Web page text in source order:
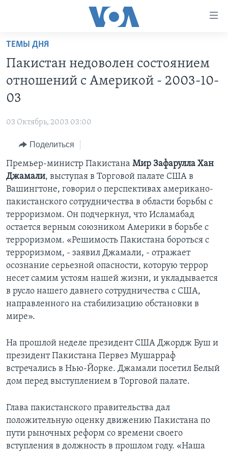
Перейти
основной
контент
Перейти
основной
навигации
Перейти
поиск
ИТОГИ
ПОЧЕМУ ЭТО ВАЖНО?
ДИСКУССИЯ VOA
ДЕТАЛИ
НЬЮ-ЙОРК NEW YORK
АМЕРИКА. БОЛЬШОЕ ПУТЕШЕСТВИЕ
ПРОЕКТЫ
НАША АМЕРИКАНСКАЯ ИСТОРИЯ
А КАК В АМЕРИКЕ?
АРТЕФАКТЫ
АМЕРИКАНСКИЕ ГОРОДКИ
ТЕСТЫ
ИНТЕРВЬЮ
ФАКТЫ ПРОТИВ ФЕЙКОВ
ЗА СВОБОДУ ПРЕССЫ
УЧИМ АНГЛИЙСКИЙ
ВИДЕО
ПОДПИСКА НА НОВОСТИ
Learning English
Языки
ТЕМЫ ДНЯ
Пакистан недоволен состоянием
отношений с Америкой - 2003-10-
03
03 Октябрь, 2003 03:00
Поделиться
Премьер-министр Пакистана Мир Зафарулла Хан
Джамали, выступая в Торговой палате США в
Вашингтоне, говорил о перспективах американо-
пакистанского сотрудничества в области борьбы с
терроризмом. Он подчеркнул, что Исламабад
остается верным союзником Америки в борьбе с
терроризмом. «Решимость Пакистана бороться с
терроризмом, - заявил Джамали, - отражает
осознание серьезной опасности, которую террор
несет самим устоям нашей жизни, и укладывается
в русло нашего давнего сотрудничества с США,
направленного на стабилизацию обстановки в
мире».
На прошлой неделе президент США Джордж Буш и
президент Пакистана Первез Мушарраф
встречались в Нью-Йорке. Джамали посетил Белый
дом перед выступлением в Торговой палате.
Глава пакистанского правительства дал
положительную оценку движению Пакистана по
пути рыночных реформ со времени своего
вступления в должность в прошлом году. «Наша